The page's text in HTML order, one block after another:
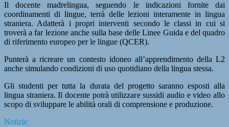
Il docente madrelingua, seguendo le indicazioni fornite dai
coordinamenti di lingue, terrà delle lezioni interamente in lingua
straniera. Adatterà i propri interventi secondo le classi in cui si
troverà a far lezione anche sulla base delle Linee Guida e del quadro
di riferimento europeo per le lingue (QCER).
Punterà a ricreare un contesto idoneo all’apprendimento della L2
anche simulando condizioni di uso quotidiano della lingua stessa.
Gli studenti per tutta la durata del progetto saranno esposti alla
lingua straniera. Il docente potrà utilizzare sussidi audio e video allo
scopo di sviluppare le abilità orali di comprensione e produzione.
Notizie